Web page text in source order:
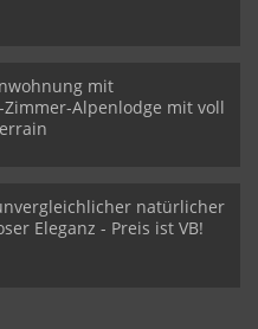
mit
Zimmer-Alpenlodge mit voll
natürlicher
Eleganz - Preis ist VB!